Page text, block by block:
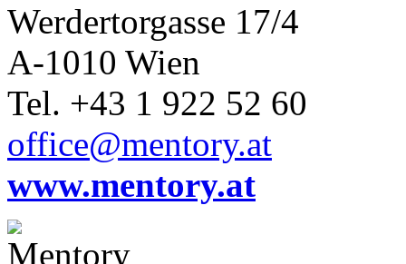
Werdertorgasse 17/4
A-1010 Wien
Tel. +43 1 922 52 60
office@mentory.at
www.mentory.at